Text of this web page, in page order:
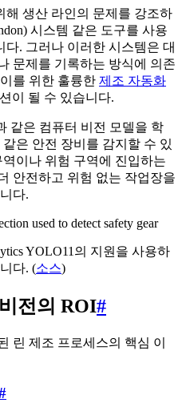
해 생산 라인의 문제를 강조하
시스템 같은 도구를 사용
. 그러나 이러한 시스템은 대
문제를 기록하는 방식에 의존
를 위한 훌륭한 제조 자동화
이 될 수 있습니다.
같은 컴퓨터 비전 모델을 학
은 안전 장비를 감지할 수 있
이나 위험 구역에 진입하는
안전하고 위험 없는 작업장을
다.
YOLO11의 지원을 사용하
다. (소스)
전의 ROI#
린 제조 프로세스의 핵심 이